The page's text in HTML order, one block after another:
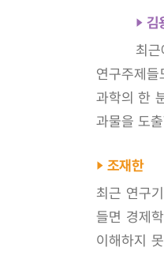
김
최
연구주제
과학의 한
과물을 도
조재한
최근 연구
들면 경제
이해하지